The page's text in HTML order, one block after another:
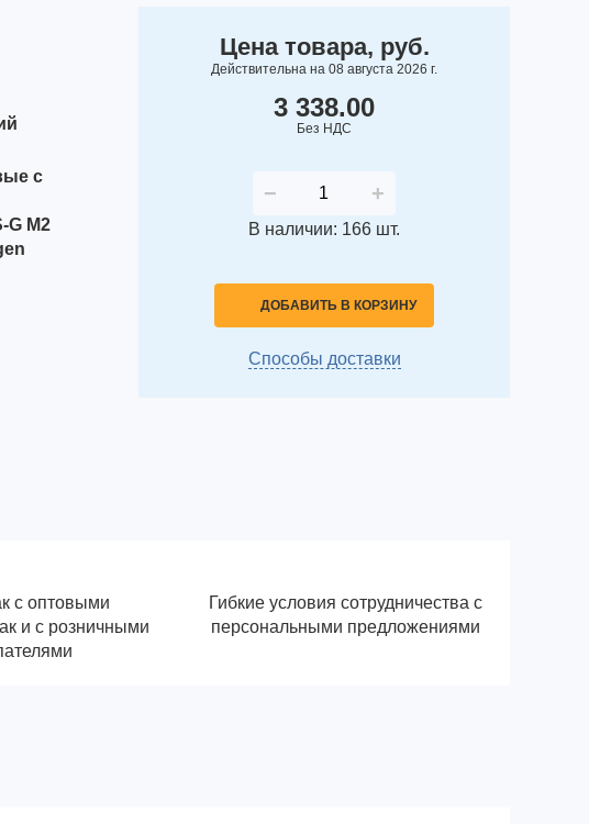
с
G M2
Цена товара, руб.
Действительна на 08 августа 2026 г.
3 338.00
Без НДС
− +
В наличии: 166 шт.
ДОБАВИТЬ В КОРЗИНУ
Способы доставки
с оптовыми
и с розничными
Гибкие условия сотрудничества с
персональными предложениями